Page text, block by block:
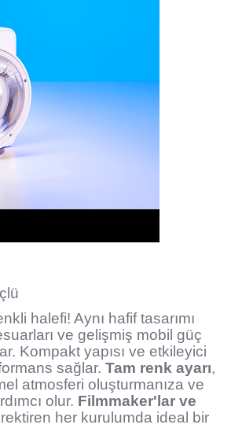
halefi! Aynı hafif tasarımı
ve gelişmiş mobil güç
Kompakt yapısı ve etkileyici
sağlar. Tam renk ayarı,
atmosferi oluşturmanıza ve
olur. Filmmaker'lar ve
her kurulumda ideal bir